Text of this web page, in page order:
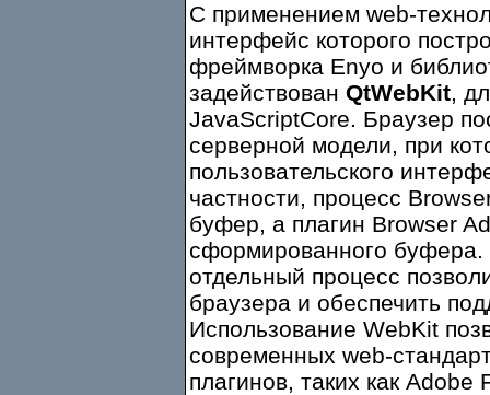
С применением web-
интерфейс которого
фреймворка Enyo и
задействован QtWebKit,
JavaScriptCore. Браузер
серверной модели, при
пользовательского
частности, процесс
буфер, а плагин Browser
сформированного буфера.
отдельный процесс
браузера и обеспечить
Использование WebKit
современных web-
плагинов, таких как Adobe